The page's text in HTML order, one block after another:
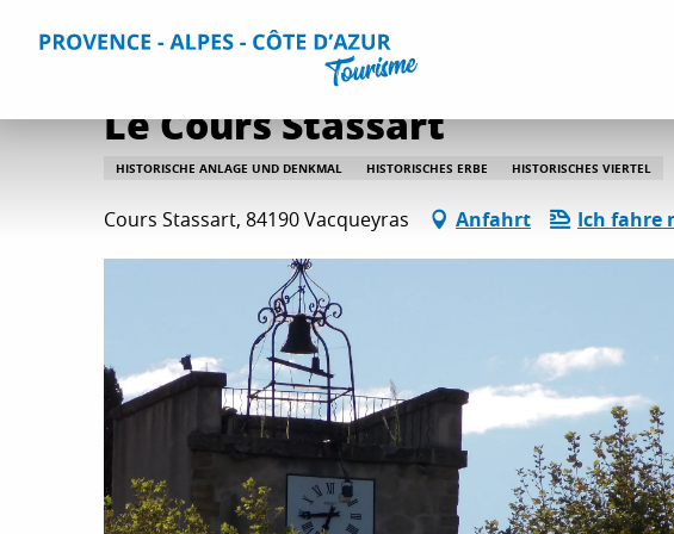
Home Aktivitäten Kultur und Bauerbe
Le Cours Stassart
HISTORISCHE ANLAGE UND DENKMAL HISTORISCHES ERBE HISTORISCHES VIERTEL
Cours Stassart, 84190 Vacqueyras Anfahrt Ich fahre